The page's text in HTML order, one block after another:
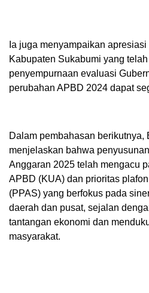
Ia juga menyampaikan
Kabupaten Sukabumi yang
penyempurnaan evaluasi
perubahan APBD 2024 dapat
Dalam pembahasan berikutnya,
menjelaskan bahwa
Anggaran 2025 telah mengacu
APBD (KUA) dan prioritas
(PPAS) yang berfokus pada
daerah dan pusat, sejalan
tantangan ekonomi dan
masyarakat.